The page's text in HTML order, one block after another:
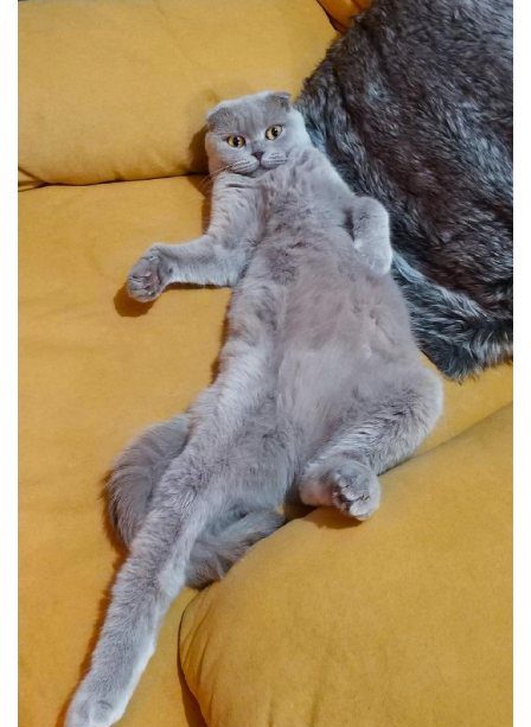
Moto Lover (Diverse Modele)
Ying si Yang / Munte si Mare
Buddha Zen (Set decoratiuni)
Harry Potter (Castelul Hogwarts)
Orasele Lumii (Modele cu rama)
Tablouri cu animale
Bossulica by Mobexpert
Panouri Decorative Exotice
Panouri Decorative Geometrice
Oglinzi Decorative
Oglinda Perete (Diverse Modele)
Oglinda Suspendata + Curea